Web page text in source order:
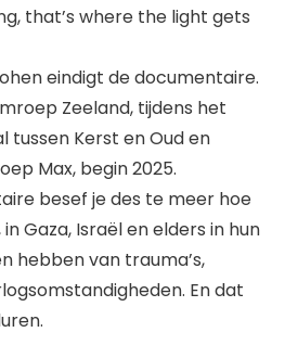
that’s where the light gets
eindigt de documentaire.
Zeeland, tijdens het
Kerst en Oud en
Max, begin 2025.
besef je des te meer hoe
Gaza, Israël en elders in hun
hebben van trauma’s,
En dat